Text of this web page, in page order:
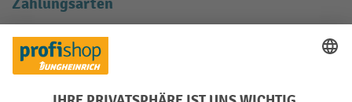
Creditcard (Master)